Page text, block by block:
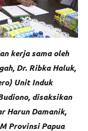
kerja sama oleh
Dr. Ribka Haluk,
Unit Induk
disaksikan
Harun Damanik,
Provinsi Papua